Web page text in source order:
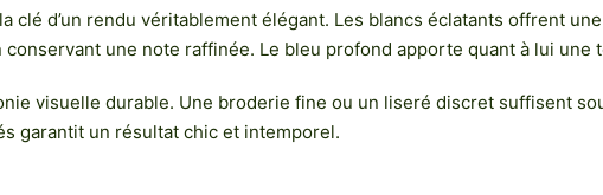
clé d’un rendu véritablement élégant. Les blancs éclatants offrent
une note raffinée. Le bleu profond apporte quant à lui une
visuelle durable. Une broderie fine ou un liseré discret suffisent
garantit un résultat chic et intemporel.